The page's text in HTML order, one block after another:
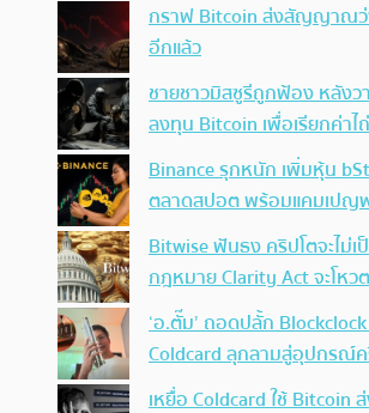
กราฟ Bitcoin ส่งสัญญาณว่
อีกแล้ว
ชายชาวมิสซูรีถูกฟ้อง หลัง
ลงทุน Bitcoin เพื่อเรียกค่าไถ่
Binance รุกหนัก เพิ่มหุ้น
ตลาดสปอต พร้อมแคมเปญ
Bitwise ฟันธง คริปโตจะไม่
กฎหมาย Clarity Act จะโหว
‘อ.ตั๊ม’ ถอดปลั้ก
Coldcard ลุกลามสู่อุปกรณ์ค
เหยื่อ Coldcard ใช้ Bitcoin